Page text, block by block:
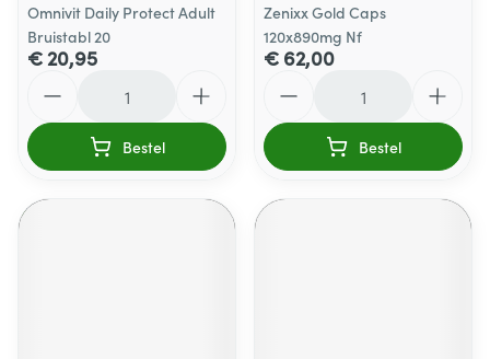
Omnivit Daily Protect Adult
Bruistabl 20
€ 20,95
Bestel
Zenixx Gold Caps
120x890mg Nf
€ 62,00
Bestel